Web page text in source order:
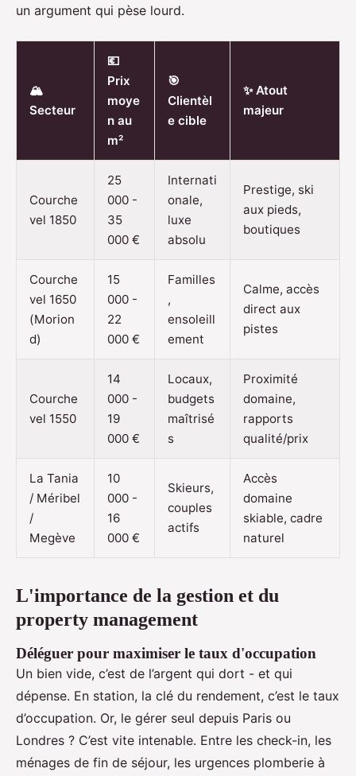
un argument qui pèse lourd.
🏔️
Secteur
💶
Prix
moye
n au
m²
🎯
Clientèl
e cible
✨ Atout
majeur
Courche
vel 1850
25
000 -
35
000 €
Internati
onale,
luxe
absolu
Prestige, ski
aux pieds,
boutiques
Courche
vel 1650
(Morion
d)
15
000 -
22
000 €
Familles
,
ensoleill
ement
Calme, accès
direct aux
pistes
Courche
vel 1550
14
000 -
19
000 €
Locaux,
budgets
maîtrisé
s
Proximité
domaine,
rapports
qualité/prix
La Tania
/ Méribel
/
Megève
10
000 -
16
000 €
Skieurs,
couples
actifs
Accès
domaine
skiable, cadre
naturel
L'importance de la gestion et du
property management
Déléguer pour maximiser le taux d'occupation
Un bien vide, c’est de l’argent qui dort - et qui
dépense. En station, la clé du rendement, c’est le taux
d’occupation. Or, le gérer seul depuis Paris ou
Londres ? C’est vite intenable. Entre les check-in, les
ménages de fin de séjour, les urgences plomberie à